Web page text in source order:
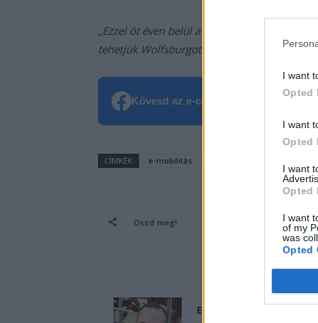
I want
Opted
I want
Opted
I want
Opted
I want
of my
was
Opted
„Ezzel öt éven belül a legmodernebb és
tehetjük Wolfsburgot”
Kövesd az e-cars.hu-t a Facebookon
CÍMKÉK e-mobilitás
Oszd meg!
Eriqo